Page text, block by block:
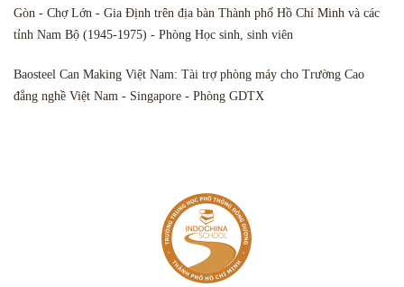
Gòn - Chợ Lớn - Gia Định trên địa bàn Thành phố Hồ Chí Minh và các
tỉnh Nam Bộ (1945-1975) - Phòng Học sinh, sinh viên
Baosteel Can Making Việt Nam: Tài trợ phòng máy cho Trường Cao
đẳng nghề Việt Nam - Singapore - Phòng GDTX